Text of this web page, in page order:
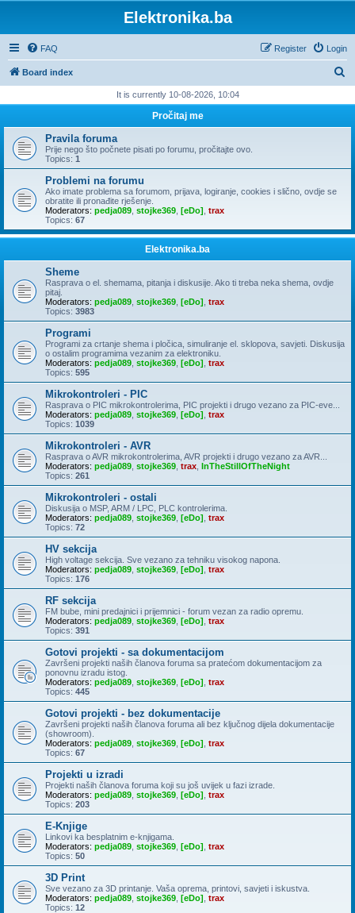
Elektronika.ba
FAQ Login
Register
Board index
r
h
It is currently 10-08-2026, 10:04
Pročitaj me
Pravila foruma
Prije nego što počnete pisati po forumu, pročitajte ovo.
Topics: 1
Problemi na forumu
Ako imate problema sa forumom, prijava, logiranje, cookies i slično, ovdje se
obratite ili pronađite rješenje.
Moderators: pedja089 stojke369 [eDo] trax
Topics: 67
Elektronika.ba
Sheme
Rasprava o el. shemama, pitanja i diskusije. Ako ti treba neka shema, ovdje
pitaj.
Moderators: pedja089 stojke369 [eDo] trax
Topics: 3983
Programi
Programi za crtanje shema i pločica, simuliranje el. sklopova, savjeti. Diskusija
o ostalim programima vezanim za elektroniku.
Moderators: pedja089 stojke369 [eDo] trax
Topics: 595
Mikrokontroleri - PIC
Rasprava o PIC mikrokontrolerima, PIC projekti i drugo vezano za PIC-eve...
Moderators: pedja089 stojke369 [eDo] trax
Topics: 1039
Mikrokontroleri - AVR
Rasprava o AVR mikrokontrolerima, AVR projekti i drugo vezano za AVR...
Moderators: pedja089 stojke369 trax InTheStillOfTheNight
Topics: 261
Mikrokontroleri - ostali
Diskusija o MSP, ARM / LPC, PLC kontrolerima.
Moderators: pedja089 stojke369 [eDo] trax
Topics: 72
HV sekcija
High voltage sekcija. Sve vezano za tehniku visokog napona.
Moderators: pedja089 stojke369 [eDo] trax
Topics: 176
RF sekcija
FM bube, mini predajnici i prijemnici - forum vezan za radio opremu.
Moderators: pedja089 stojke369 [eDo] trax
Topics: 391
Gotovi projekti - sa dokumentacijom
Završeni projekti naših članova foruma sa pratećom dokumentacijom za
ponovnu izradu istog.
Moderators: pedja089 stojke369 [eDo] trax
Topics: 445
Gotovi projekti - bez dokumentacije
Završeni projekti naših članova foruma ali bez ključnog dijela dokumentacije
(showroom).
Moderators: pedja089 stojke369 [eDo] trax
Topics: 67
Projekti u izradi
Projekti naših članova foruma koji su još uvijek u fazi izrade.
Moderators: pedja089 stojke369 [eDo] trax
Topics: 203
E-Knjige
Linkovi ka besplatnim e-knjigama.
Moderators: pedja089 stojke369 [eDo] trax
Topics: 50
3D Print
Sve vezano za 3D printanje. Vaša oprema, printovi, savjeti i iskustva.
Moderators: pedja089 stojke369 [eDo] trax
Topics: 12